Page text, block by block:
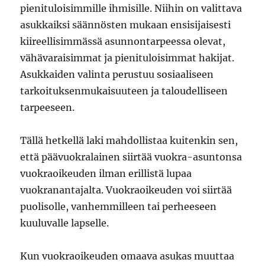
pienituloisimmille ihmisille. Niihin on valittava
asukkaiksi säännösten mukaan ensisijaisesti
kiireellisimmässä asunnontarpeessa olevat,
vähävaraisimmat ja pienituloisimmat hakijat.
Asukkaiden valinta perustuu sosiaaliseen
tarkoituksenmukaisuuteen ja taloudelliseen
tarpeeseen.
Tällä hetkellä laki mahdollistaa kuitenkin sen,
että päävuokralainen siirtää vuokra-asuntonsa
vuokraoikeuden ilman erillistä lupaa
vuokranantajalta. Vuokraoikeuden voi siirtää
puolisolle, vanhemmilleen tai perheeseen
kuuluvalle lapselle.
Kun vuokraoikeuden omaava asukas muuttaa